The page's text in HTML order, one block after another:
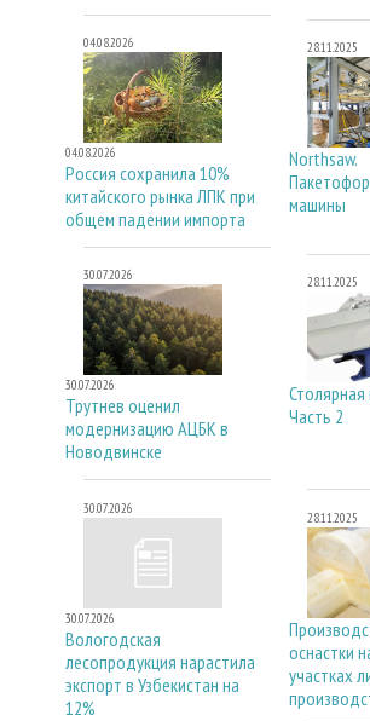
04.08.2026
04.08.2026
Россия сохранила 10%
китайского рынка ЛПК при
общем падении импорта
30.07.2026
30.07.2026
Трутнев оценил
модернизацию АЦБК в
Новодвинске
30.07.2026
30.07.2026
Вологодская
лесопродукция нарастила
экспорт в Узбекистан на
12%
28.11.2025
Northsaw.
машины
28.11.2025
Столярная
Часть 2
28.11.2025
оснастки
участках